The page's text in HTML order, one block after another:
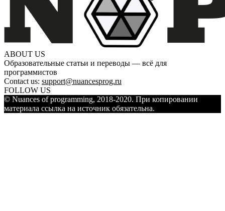
ABOUT US
Образовательные статьи и переводы — всё для
программистов
Contact us: support@nuancesprog.ru
FOLLOW US
© Nuances of programming, 2018-2020. При копировании
материала ссылка на источник обязательна.